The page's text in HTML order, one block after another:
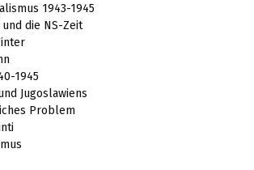
1943-1945
die NS-Zeit
1945
Jugoslawiens
Problem